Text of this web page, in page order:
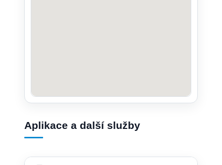
Aplikace a další služby